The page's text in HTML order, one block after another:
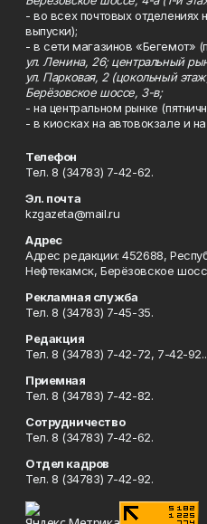
- во всех почтовых отделениях
выпуски);
- в сети магазинов «Бегемот»
ул. Ленина, 26; центральный
ул. Парковая, 2 (цокольный
Берёзовское шоссе, 3-в;
- на центральном рынке
- в киосках на автовокзале и
Телефон
Тел. 8 (34783) 7-42-62.
Эл. почта
kzgazeta@mail.ru
Адрес
Адрес редакции: 452688,
Нефтекамск, Берёзовское
Рекламная служба
Тел. 8 (34783) 7-45-35.
Редакция
Тел. 8 (34783) 7-42-72, 7-42-92..
Приемная
Тел. 8 (34783) 7-42-82.
Сотрудничество
Тел. 8 (34783) 7-42-62.
Отдел кадров
Тел. 8 (34783) 7-42-92.